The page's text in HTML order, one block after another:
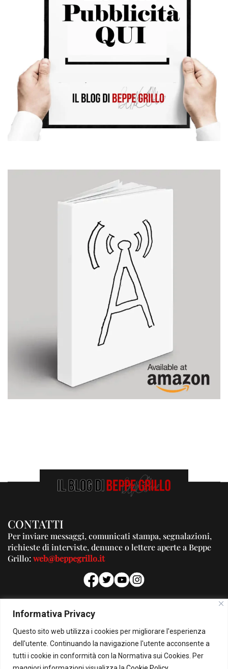
Informativa Privacy
Questo sito web utilizza i cookies per migliorare l'esperienza
dell'utente. Continuando la navigazione l'utente acconsente a
tutti i cookie in conformità con la Normativa sui Cookies. Per
CONTATTI
Per inviare messaggi, comunicati stampa, segnalazioni,
richieste di interviste, denunce o lettere aperte a Beppe
Grillo:web@beppegrillo.it
PUBBLICITA'
Per la tua pubblicità su questo Blog:
pubblicita@beppegrillo.it